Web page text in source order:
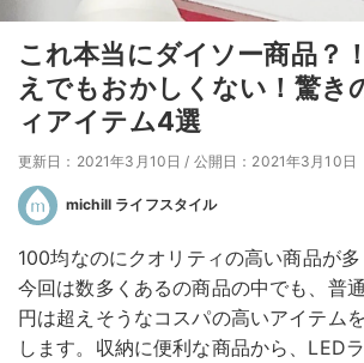
これ本当にダイソー商品？
えでもおかしくない！驚き
ィアイテム4選
更新日：2021年3月10日 / 公開日：2021年3月10日
michill ライフスタイル
100均なのにクオリティの高い商品が多
今回は数多くあるの商品の中でも、普
円は超えそうなコスパの高いアイテム
します。収納に便利な商品から、LED